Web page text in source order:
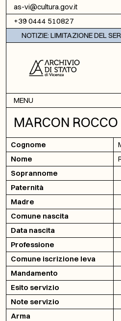
Vai al contenuto
as-vi@cultura.gov.it
+39 0444 510827
NOTIZIE: LIMITAZIONE DEL
MENU
MARCON ROCCO
Cognome
Nome
Soprannome
Paternità
Madre
Comune nascita
Data nascita
Professione
Comune iscrizione leva
Mandamento
Esito servizio
Note servizio
Arma